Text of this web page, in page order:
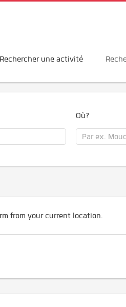
Rechercher une activité
Où?
from your current location.